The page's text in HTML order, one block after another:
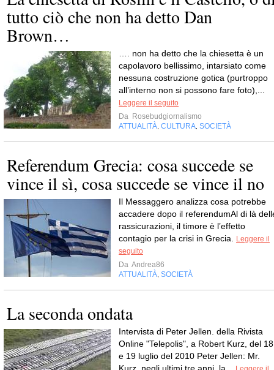
tutto ciò che non ha detto Dan
Brown…
…. non ha detto che la chiesetta è un
capolavoro bellissimo, intarsiato come
nessuna costruzione gotica (purtroppo
all’interno non si possono fare foto),...
Leggere il seguito
Da Rosebudgiornalismo
ATTUALITÀ CULTURA SOCIETÀ
Referendum Grecia: cosa succede se
vince il sì, cosa succede se vince il no
Il Messaggero analizza cosa potrebbe
accadere dopo il referendumAl di là
rassicurazioni, il timore è l’effetto
contagio per la crisi in Grecia.
Leggere il
seguito
Da Andrea86
ATTUALITÀ SOCIETÀ
La seconda ondata
Intervista di Peter Jellen. della Rivista
Online "Telepolis", a Robert Kurz, del 18
e 19 luglio del 2010 Peter Jellen: Mr.